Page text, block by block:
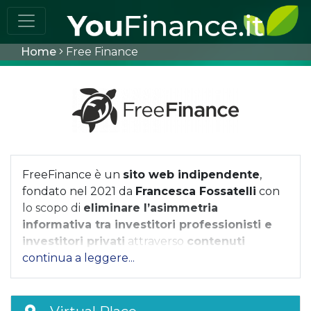
Home Free Finance
FreeFinance è un sito web indipendente,
fondato nel 2021 da Francesca Fossatelli con
lo scopo di eliminare l’asimmetria
informativa tra investitori professionisti e
investitori privati attraverso contenuti
formativi di alto livello COMPLETAMENTE
diverse tipologie e vengono pubblicati sia sul